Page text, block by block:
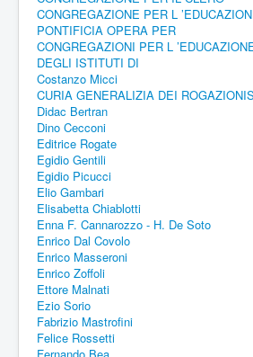
CONGREGAZIONE PER L
PONTIFICIA OPERA PER
CONGREGAZIONI PER L
DEGLI ISTITUTI DI
Costanzo Micci
CURIA GENERALIZIA DEI
Didac Bertran
Dino Cecconi
Editrice Rogate
Egidio Gentili
Egidio Picucci
Elio Gambari
Elisabetta Chiablotti
Enna F. Cannarozzo - H. De Soto
Enrico Dal Covolo
Enrico Masseroni
Enrico Zoffoli
Ettore Malnati
Ezio Sorio
Fabrizio Mastrofini
Felice Rossetti